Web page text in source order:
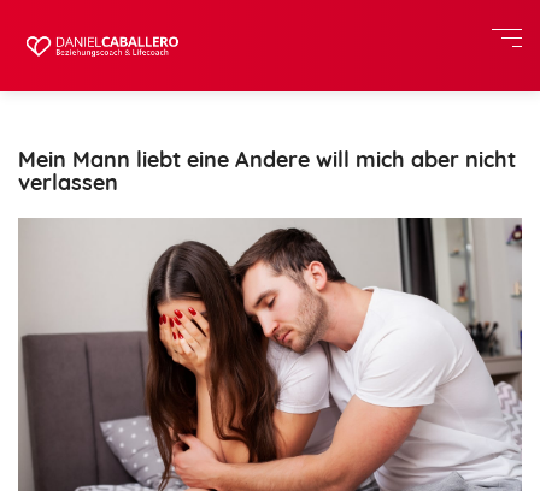
Mein Mann liebt eine Andere will mich aber nicht
verlassen